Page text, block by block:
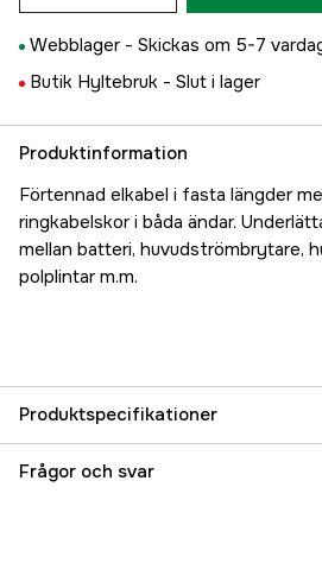
Webblager - Skickas om 5-7
Butik Hyltebruk - Slut i lager
Produktinformation
Förtennad elkabel i fasta längder
ringkabelskor i båda ändar.
mellan batteri, huvudströmbrytare,
polplintar m.m.
Produktspecifikationer
Referensnummer
Frågor och svar